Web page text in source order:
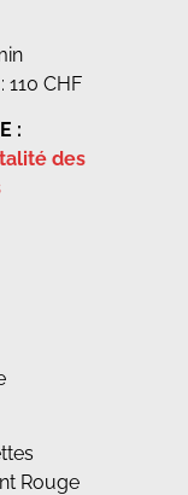
CHF
:
des
Rouge